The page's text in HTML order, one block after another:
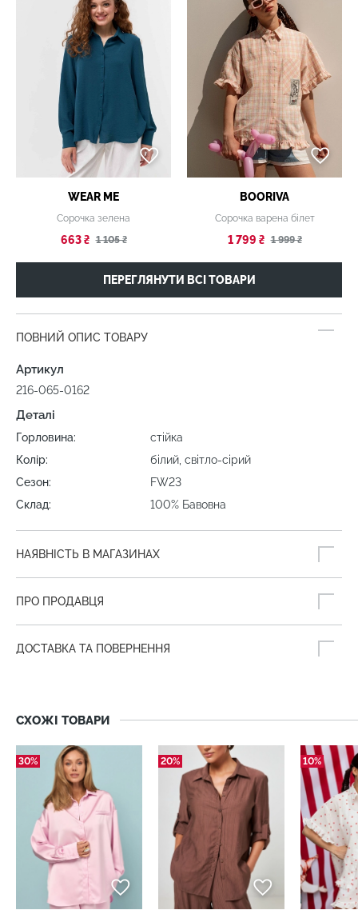
WEAR ME
Сорочка зелена
663 ₴ 1 105 ₴
BOORIVA
Сорочка варена білет
1 799 ₴ 1 999 ₴
ПЕРЕГЛЯНУТИ ВСІ ТОВАРИ
ПОВНИЙ ОПИС ТОВАРУ
Артикул
216-065-0162
Деталі
Горловина:
стійка
Колір:
білий, світло-сірий
Сезон:
FW23
Склад:
100% Бавовна
НАЯВНІСТЬ В МАГАЗИНАХ
ПРО ПРОДАВЦЯ
ДОСТАВКА ТА ПОВЕРНЕННЯ
СХОЖІ ТОВАРИ
30% 20% 10%